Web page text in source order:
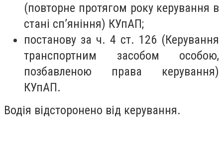
(повторне протягом року керування в
стані сп’яніння) КУпАП;
постанову за ч. 4 ст. 126 (Керування
транспортним засобом особою,
позбавленою права керування)
КУпАП.
Водія відсторонено від керування.